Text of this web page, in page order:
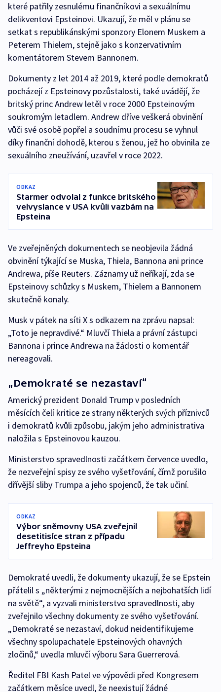
které patřily zesnulému finančníkovi a sexuálnímu
delikventovi Epsteinovi. Ukazují, že měl v plánu se
setkat s republikánskými sponzory Elonem Muskem a
Peterem Thielem, stejně jako s konzervativním
komentátorem Stevem Bannonem.
Dokumenty z let 2014 až 2019, které podle demokratů
pocházejí z Epsteinovy ​​pozůstalosti, také uvádějí, že
britský princ Andrew letěl v roce 2000 Epsteinovým
soukromým letadlem. Andrew dříve veškerá obvinění
vůči své osobě popřel a soudnímu procesu se vyhnul
díky finanční dohodě, kterou s ženou, jež ho obvinila ze
sexuálního zneužívání, uzavřel v roce 2022.
ODKAZ
Starmer odvolal z funkce britského
velvyslance v USA kvůli vazbám na
Epsteina
Ve zveřejněných dokumentech se neobjevila žádná
obvinění týkající se Muska, Thiela, Bannona ani prince
Andrewa, píše Reuters. Záznamy už neříkají, zda se
Epsteinovy ​​schůzky s Muskem, Thielem a Bannonem
skutečně konaly.
Musk v pátek na síti X s odkazem na zprávu napsal:
„Toto je nepravdivé.“ Mluvčí Thiela a právní zástupci
Bannona i prince Andrewa na žádosti o komentář
nereagovali.
„Demokraté se nezastaví“
Americký prezident Donald Trump v posledních
měsících čelí kritice ze strany některých svých příznivců
i demokratů kvůli způsobu, jakým jeho administrativa
naložila s Epsteinovou kauzou.
Ministerstvo spravedlnosti začátkem července uvedlo,
že nezveřejní spisy ze svého vyšetřování, čímž porušilo
dřívější sliby Trumpa a jeho spojenců, že tak učiní.
ODKAZ
Výbor sněmovny USA zveřejnil
desetitisíce stran z případu
Jeffreyho Epsteina
Demokraté uvedli, že dokumenty ukazují, že se Epstein
přátelil s „některými z nejmocnějších a nejbohatších lidí
na světě“, a vyzvali ministerstvo spravedlnosti, aby
zveřejnilo všechny dokumenty ze svého vyšetřování.
„Demokraté se nezastaví, dokud neidentifikujeme
všechny spolupachatele Epsteinových ohavných
zločinů,“ uvedla mluvčí výboru Sara Guerrerová.
Ředitel FBI Kash Patel ve výpovědi před Kongresem
začátkem měsíce uvedl, že neexistují žádné